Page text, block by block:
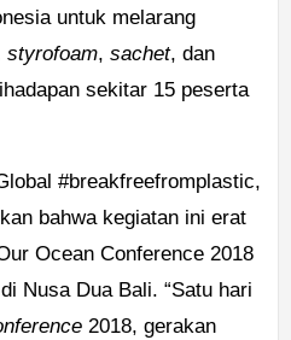
untuk melarang
styrofoam, sachet, dan
sekitar 15 peserta
#breakfreefromplastic,
bahwa kegiatan ini erat
Ocean Conference 2018
Nusa Dua Bali. “Satu hari
2018, gerakan